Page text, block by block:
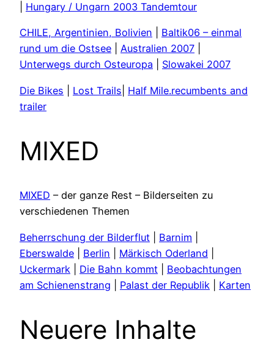
Hungary / Ungarn 2003 Tandemtour
CHILE, Argentinien, Bolivien
Baltik06 – einmal
rund um die Ostsee
Australien 2007
Unterwegs durch Osteuropa
Slowakei 2007
Die Bikes Lost Trails Half Mile.recumbents and
trailer
MIXED
MIXED – der ganze Rest – Bilderseiten zu
verschiedenen Themen
Beherrschung der Bilderflut Barnim
Eberswalde
Berlin Märkisch Oderland
Uckermark
Die Bahn kommt
Beobachtungen
am Schienenstrang
Palast der Republik Karten
Neuere Inhalte